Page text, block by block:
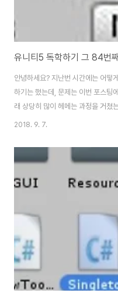
안녕하세요? 지난번 시간에는 어떻
하기는 했는데, 문제는 이번 포스팅
래 상당히 많이 헤메는 과정을 거쳤
과정이라고 할 수 있습니다. 일단
GameManager처럼 Shop씬을
임 오브젝트를 추가 하도록 합니다.
처럼 ShopManager.cs라는 스크
NGUI를 배울 때 처럼 코딩을 했는
2018. 9. 7.